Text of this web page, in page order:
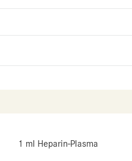
1 ml Heparin-Plasma